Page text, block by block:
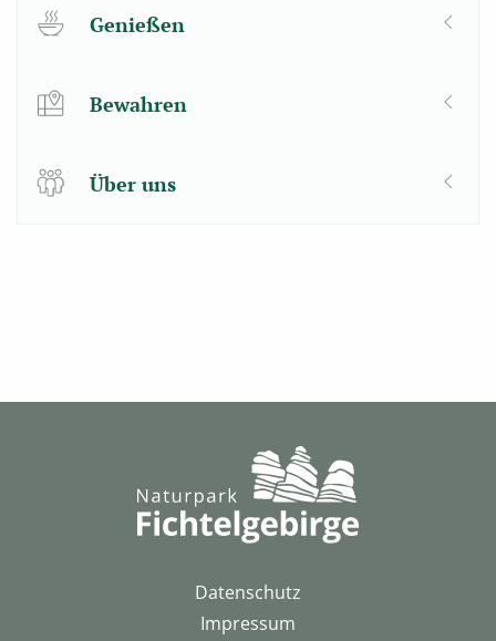
Genießen
Bewahren
Über uns
Datenschutz
Impressum